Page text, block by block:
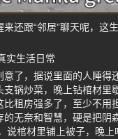
还跟“邻居”聊天呢，这
实生活日常
意了，据说里面的人睡得
支锅炒菜，晚上钻棺材里
租房强多了，至少不用
无奈和智慧，硬是把阴
说棺材里铺上被子，晚上